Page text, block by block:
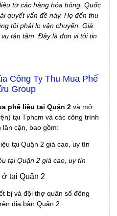
từ các hàng hóa hỏng. Quốc
quyết vấn đề này. Họ đến thu
tôi phải lo vận chuyển. Giá
tận tâm. Đây là đơn vị tôi tin
Công Ty Thu Mua Phế
Group
phế liệu tại Quận 2 và mở
tại Tphcm và các công trình
lân cận, bao gồm:
tại Quận 2 giá cao, uy tín
tại Quận 2
bị và đội thợ quân số đông
địa bàn Quận 2